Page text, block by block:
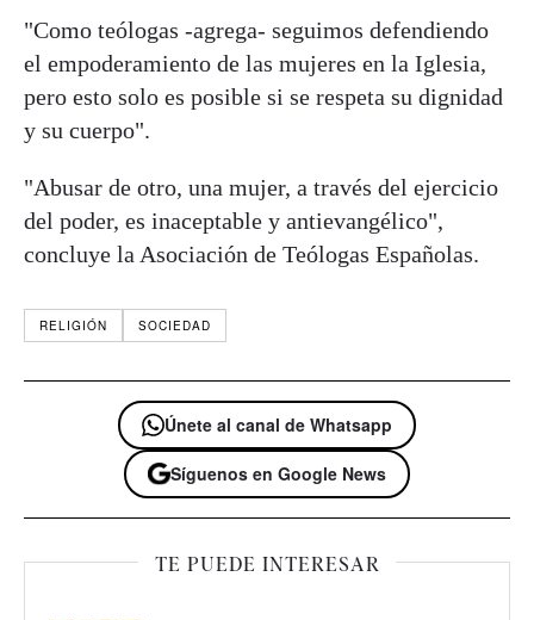
"Como teólogas -agrega- seguimos defendiendo
el empoderamiento de las mujeres en la Iglesia,
pero esto solo es posible si se respeta su dignidad
y su cuerpo".
"Abusar de otro, una mujer, a través del ejercicio
del poder, es inaceptable y antievangélico",
concluye la Asociación de Teólogas Españolas.
RELIGIÓN SOCIEDAD
Únete al canal de Whatsapp
Síguenos en Google News
TE PUEDE INTERESAR